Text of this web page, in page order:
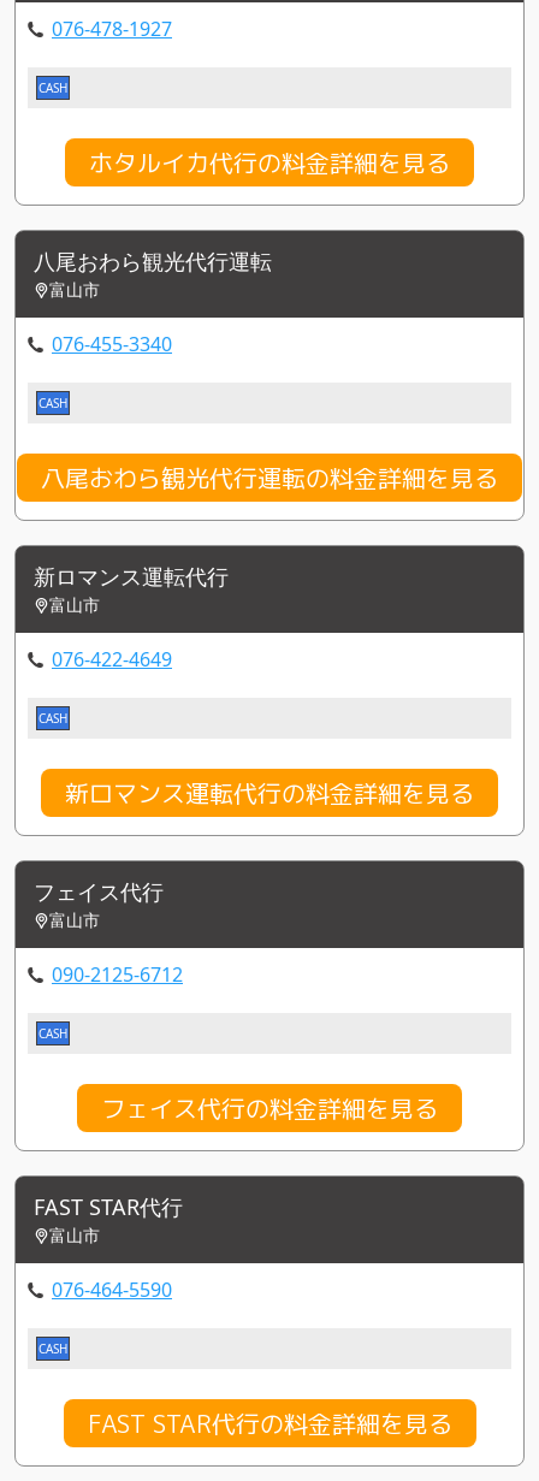
076-478-1927
CASH
ホタルイカ代行の料金詳細を見る
八尾おわら観光代行運転
富山市
076-455-3340
CASH
八尾おわら観光代行運転の料金詳細を見る
新ロマンス運転代行
富山市
076-422-4649
CASH
新ロマンス運転代行の料金詳細を見る
フェイス代行
富山市
090-2125-6712
CASH
フェイス代行の料金詳細を見る
FAST STAR代行
富山市
076-464-5590
CASH
FAST STAR代行の料金詳細を見る